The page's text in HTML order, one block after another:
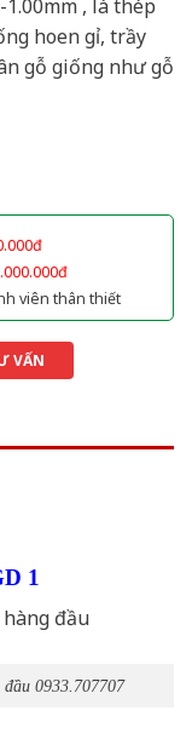
, là thép
hoen gỉ, trầy
gỗ giống như gỗ
viên thân thiết
VẤN
1
0933.707707